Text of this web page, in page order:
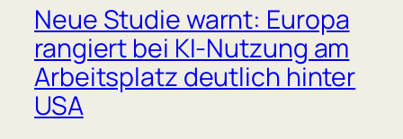
Neue Studie warnt: Europa
rangiert bei KI-Nutzung am
Arbeitsplatz deutlich hinter
USA